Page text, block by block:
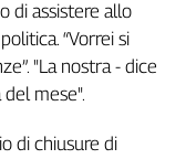
di assistere allo
“Vorrei si
"La nostra - dice
mese".
di chiusure di